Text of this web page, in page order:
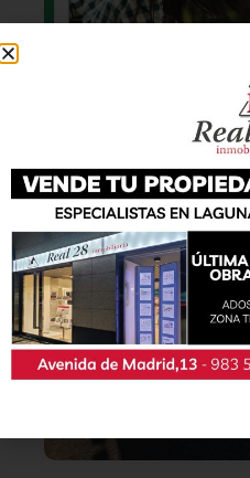
También podrás
gratuitaen
patrocinadores y en la
Lo último